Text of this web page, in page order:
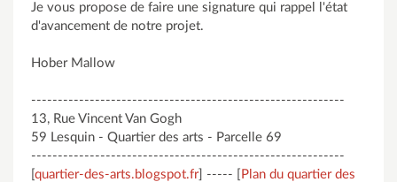
Je vous propose de faire une signature qui rappel l'état
d'avancement de notre projet.
Hober Mallow
-----------------------------------------------------------
13, Rue Vincent Van Gogh
59 Lesquin - Quartier des arts - Parcelle 69
-----------------------------------------------------------
quartier-des-arts.blogspot.fr] ----- [
Plan du quartier des